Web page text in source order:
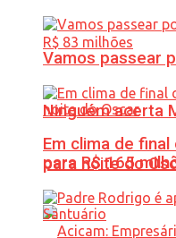
Ninguém acerta
para R$ 165
Vamos passear
Em clima de
para noite do